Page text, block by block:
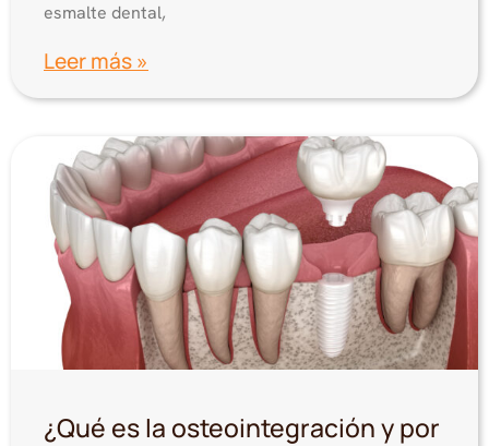
esmalte dental,
Leer más »
¿Qué es la osteointegración y por